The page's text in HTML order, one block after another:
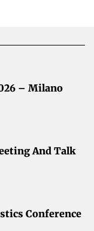
– Milano
And Talk
Conference